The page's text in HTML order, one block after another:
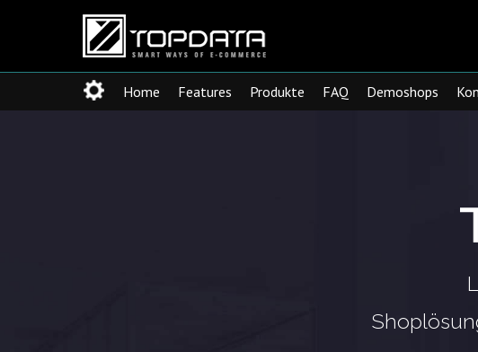
Home Features Produkte FAQ Demoshops